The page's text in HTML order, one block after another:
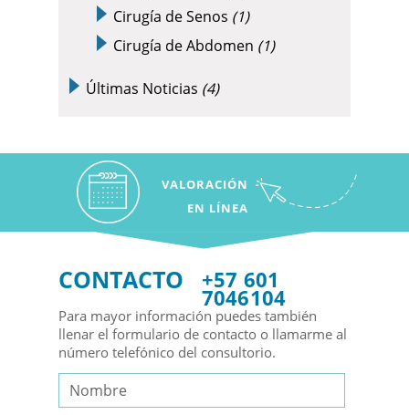
Cirugía de Senos (1)
Cirugía de Abdomen (1)
Últimas Noticias (4)
VALORACIÓN
EN LÍNEA
CONTACTO +57 601
7046104
Para mayor información puedes también
llenar el formulario de contacto o llamarme al
número telefónico del consultorio.